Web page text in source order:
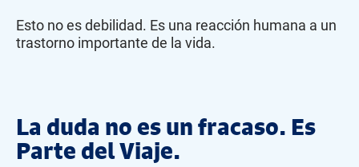
Esto no es debilidad. Es una reacción humana a un
trastorno importante de la vida.
La duda no es un fracaso. Es
Parte del Viaje.